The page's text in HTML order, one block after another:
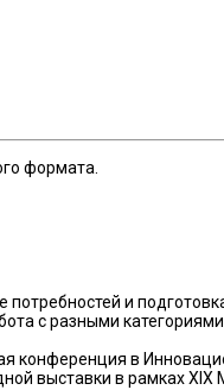
формата.
и
с разными
конференция в
выставки в рамках